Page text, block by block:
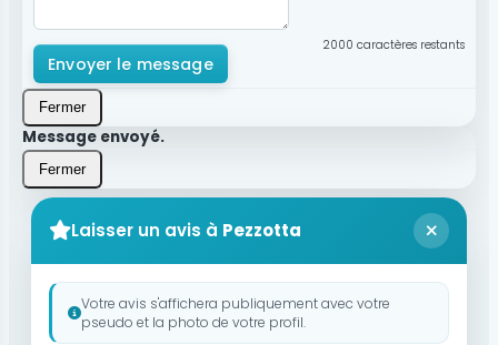
2000 caractères restants
Envoyer le message
Fermer
Message envoyé.
Fermer
Laisser un avis à Pezzotta
Votre avis s'affichera publiquement avec votre
pseudo et la photo de votre profil.